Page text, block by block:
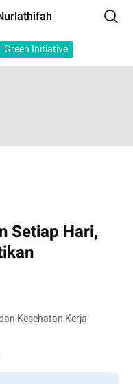
Green Initiative
Setiap Hari,
Kesehatan Kerja